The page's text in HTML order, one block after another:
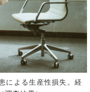
による生産性損失。経